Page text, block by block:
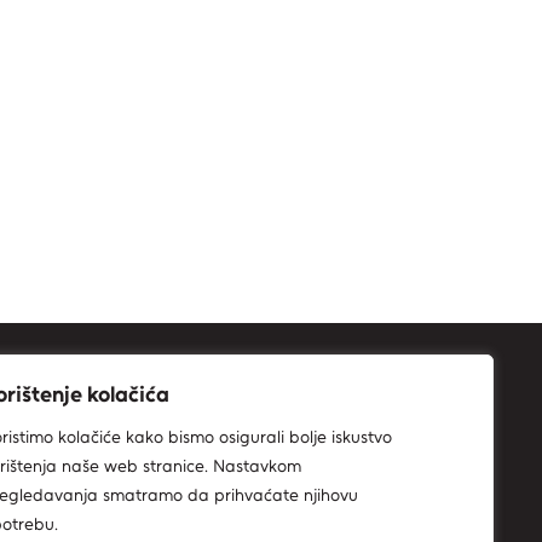
kolačića
kolačiće kako bismo osigurali bolje iskustvo
naše web stranice. Nastavkom
smatramo da prihvaćate njihovu